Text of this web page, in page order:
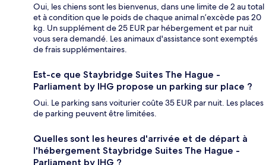
Oui, les chiens sont les bienvenus, dans une limite de 2 au total
et à condition que le poids de chaque animal n’excède pas 20
kg. Un supplément de 25 EUR par hébergement et par nuit
vous sera demandé. Les animaux d'assistance sont exemptés
de frais supplémentaires.
Est-ce que Staybridge Suites The Hague -
Parliament by IHG propose un parking sur place ?
Oui. Le parking sans voiturier coûte 35 EUR par nuit. Les places
de parking peuvent être limitées.
Quelles sont les heures d'arrivée et de départ à
l'hébergement Staybridge Suites The Hague -
Parliament by IHG ?